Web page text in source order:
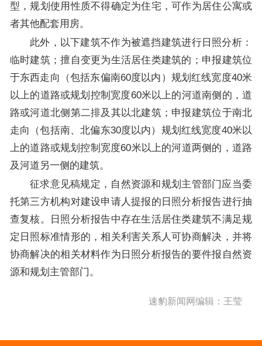
型，规划使用性质不得确定为住宅，可作为居住公寓或
者其他配套用房。
此外，以下建筑不作为被遮挡建筑进行日照分析：
临时建筑；擅自变更为生活居住类建筑的；申报建筑位
于东西走向（包括东偏南60度以内）规划红线宽度40米
以上的道路或规划控制宽度60米以上的河道南侧的，道
路或河道北侧第二排及其以北建筑；申报建筑位于南北
走向（包括南、北偏东30度以内）规划红线宽度40米以
上的道路或规划控制宽度60米以上的河道两侧的，道路
及河道另一侧的建筑。
征求意见稿规定，自然资源和规划主管部门应当委
托第三方机构对建设申请人提报的日照分析报告进行抽
查复核。日照分析报告中存在生活居住类建筑不满足规
定日照标准情形的，相关利害关系人可协商解决，并将
协商解决的相关材料作为日照分析报告的要件报自然资
源和规划主管部门。
速豹新闻网编辑：王莹